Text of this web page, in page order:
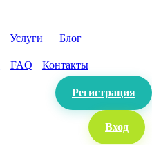
Услуги Блог
FAQ Контакты
Регистрация
Вход